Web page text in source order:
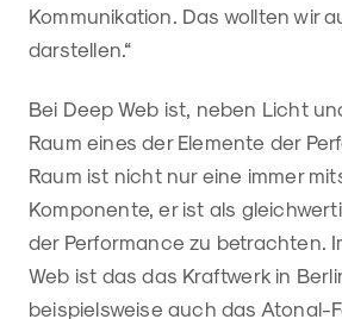
Kommunikation. Das wollten wir
darstellen.“
Bei Deep Web ist, neben Licht
Raum eines der Elemente der
Raum ist nicht nur eine immer
Komponente, er ist als
der Performance zu betrachten.
Web ist das das Kraftwerk in
beispielsweise auch das Atonal-